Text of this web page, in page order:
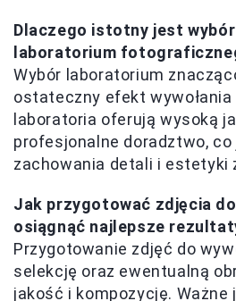
Dlaczego istotny jest
laboratorium
Wybór laboratorium
ostateczny efekt wywołania
laboratoria oferują wysoką
profesjonalne doradztwo,
zachowania detali i estetyki
Jak przygotować zdjęcia do
osiągnąć najlepsze
Przygotowanie zdjęć do
selekcję oraz ewentualną
jakość i kompozycję. Ważne